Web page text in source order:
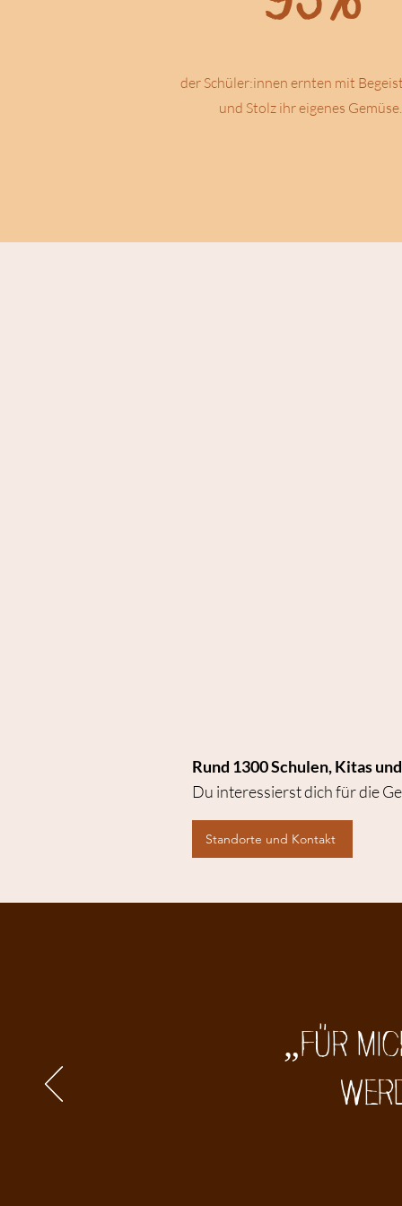
der Schüler:innen ernten mit
und Stolz ihr eigenes Gemüse.
Rund 1300 Schulen, Kitas
Du interessierst dich für die
Standorte und Kontakt
„Für